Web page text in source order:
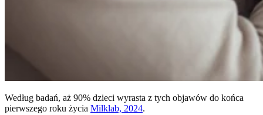
Według badań, aż 90% dzieci wyrasta z tych objawów do końca
pierwszego roku życia Milklab, 2024.